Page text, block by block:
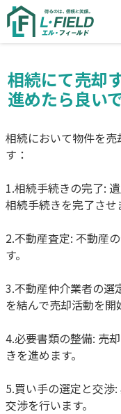
相続にて売却
進めたら良い
相続において物件を
す：
1.相続手続きの完了:
相続手続きを完了させ
2.不動産査定: 不動産
す。
3.不動産仲介業者の選
を結んで売却活動を開
4.必要書類の整備: 売
きを進めます。
5.買い手の選定と交渉
交渉を行います。